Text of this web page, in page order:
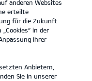
anderen Websites
erteilte
für die Zukunft
in der
Ihrer
Anbietern,
Sie in unserer